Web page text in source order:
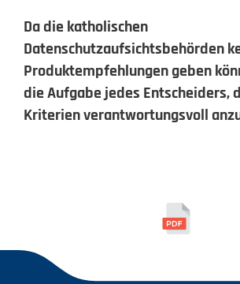
Da die katholischen
Datenschutzaufsichtsbehörden
Produktempfehlungen geben
die Aufgabe jedes Entscheiders,
Kriterien verantwortungsvoll